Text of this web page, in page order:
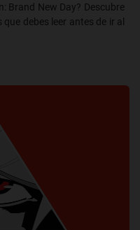
Brand New Day? Descubre
debes leer antes de ir al